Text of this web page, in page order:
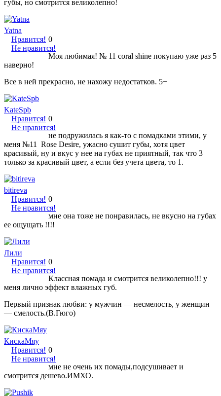
губы, но смотрится великолепно!
Yatna
Нравится!
Не нравится!
0
Моя любимая! № 11 coral shine покупаю уже раз 5
наверно!
Все в ней прекрасно, не нахожу недостатков. 5+
KateSpb
Нравится!
Не нравится!
0
не подружилась я как-то с помадками этими, у
меня №11 Rose Desire, ужасно сушит губы, хотя цвет
красивый, ну и вкус у нее на губах не приятный, так что 3
только за красивый цвет, а если без учета цвета, то 1.
bitireva
Нравится!
Не нравится!
0
мне она тоже не понравилась, не вкусно на губах
ее ощущать !!!!
Лили
Нравится!
Не нравится!
0
Классная помада и смотрится великолепно!!! у
меня лично эффект влажных губ.
Первый признак любви: у мужчин — несмелость, у женщин
— смелость.(В.Гюго)
КискаМяу
Нравится!
Не нравится!
0
мне не очень их помады,подсушивает и
смотрится дешево.ИМХО.